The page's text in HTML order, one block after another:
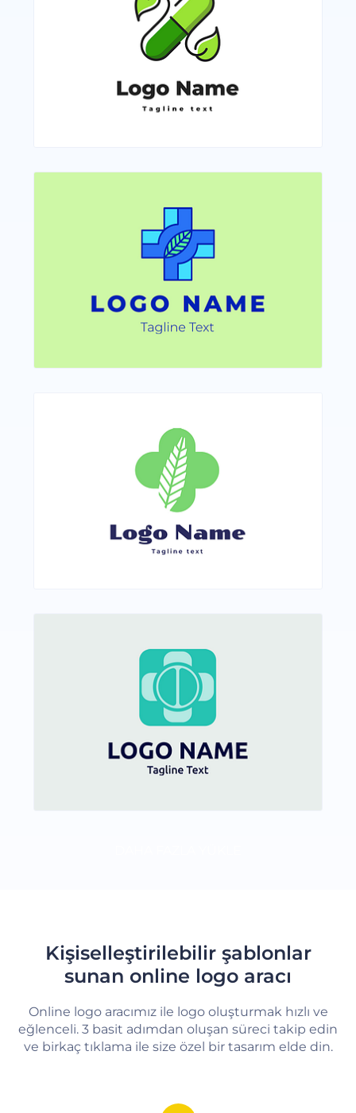
Kişiselleştirilebilir şablonlar
sunan online logo aracı
Online logo aracımız ile logo oluşturmak hızlı ve
eğlenceli. 3 basit adımdan oluşan süreci takip edin
ve birkaç tıklama ile size özel bir tasarım elde din.